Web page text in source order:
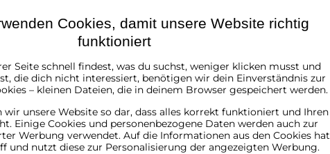
45x45x45 cm,
Hängesessel BOHO mit Kissen,
Ø 61 cm, beige
★★★★★
★★★★★
★★★★★
✔ Auf Lager
Cookies, damit unsere Website richtig
funktioniert
Seite schnell findest, was du suchst, weniger klicken musst und
die dich nicht interessiert, benötigen wir dein Einverständnis zur
– kleinen Dateien, die in deinem Browser gespeichert werden.
unsere Website so dar, dass alles korrekt funktioniert und Ihren
Einige Cookies und personenbezogene Daten werden auch zur
Werbung verwendet. Auf die Informationen aus den Cookies hat
und nutzt diese zur Personalisierung der angezeigten Werbung.